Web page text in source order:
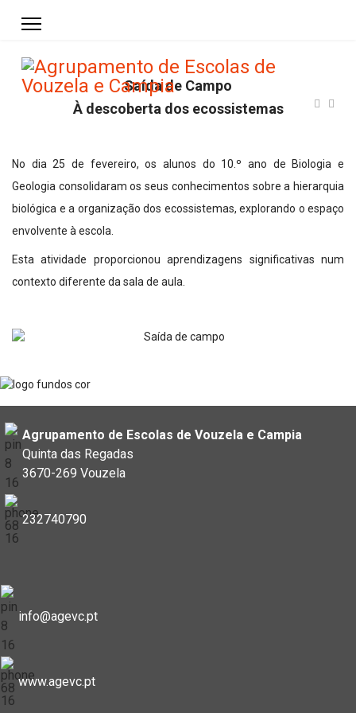
Saída de Campo
À descoberta dos ecossistemas
No dia 25 de fevereiro, os alunos do 10.º ano de Biologia e
Geologia consolidaram os seus conhecimentos sobre a hierarquia
biológica e a organização dos ecossistemas, explorando o espaço
envolvente à escola.
Esta atividade proporcionou aprendizagens significativas num
contexto diferente da sala de aula.
Agrupamento de Escolas de Vouzela e Campia
Quinta das Regadas
3670-269 Vouzela
232740790
info@agevc.pt
www.agevc.pt